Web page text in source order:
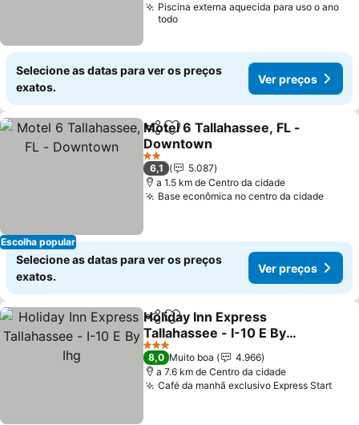
Piscina externa aquecida para uso o ano
todo
Selecione as datas para ver os preços
exatos.
Ver preços
Escolha popular
PartilharAdicionar aos favoritos
Motel 6 Tallahassee, FL -
Downtown
Ver preços
2 Estrelas
6,1
5.087
a 1.5 km de Centro da cidade
Base econômica no centro da cidadeVer
Selecione as datas para ver os preços
exatos.
Ver preços
PartilharAdicionar aos favoritos
Holiday Inn Express
Tallahassee - I-10 E By
Ihg
Ver preços
3 Estrelas
8,0 Muito boa
4.966
a 7.6 km de Centro da cidade
Café da manhã exclusivo Express StartVer